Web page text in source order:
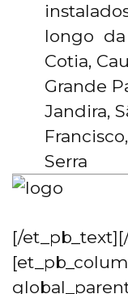
longo da
Cotia,
Grande
Jandira,
Serra
[/